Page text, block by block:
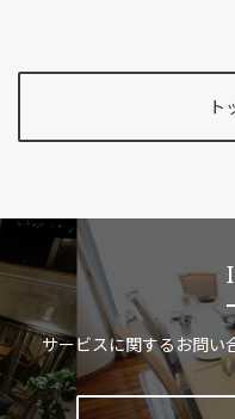
ト
サービスに関するお問い